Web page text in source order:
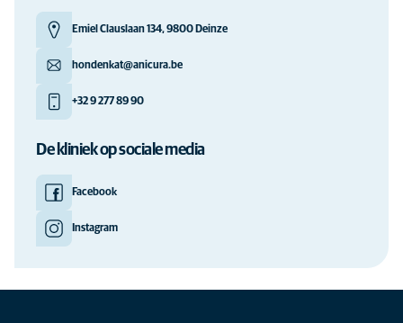
Emiel Clauslaan 134, 9800 Deinze
hondenkat@anicura.be
+32 9 277 89 90
De kliniek op sociale media
Facebook
Instagram